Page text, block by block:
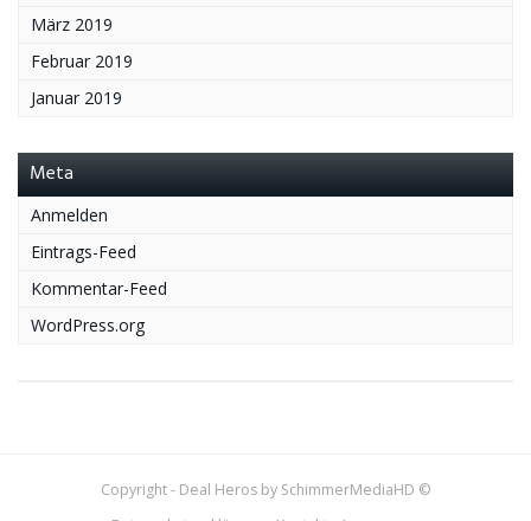
März 2019
Februar 2019
Januar 2019
Meta
Anmelden
Eintrags-Feed
Kommentar-Feed
WordPress.org
Copyright - Deal Heros by SchimmerMediaHD ©